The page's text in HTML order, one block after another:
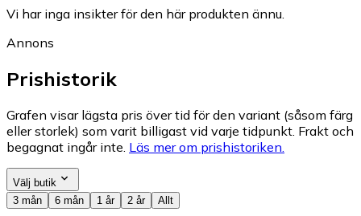
Vi har inga insikter för den här produkten ännu.
Annons
Prishistorik
Grafen visar lägsta pris över tid för den variant (såsom färg
eller storlek) som varit billigast vid varje tidpunkt. Frakt och
begagnat ingår inte. Läs mer om prishistoriken.
Välj butik
3 mån
6 mån 1 år 2 år Allt